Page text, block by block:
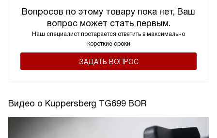
Вопросов по этому товару пока нет, Ваш
вопрос может стать первым.
Наш специалист постарается ответить в максимально
короткие сроки
ЗАДАТЬ ВОПРОС
Видео о Kuppersberg TG699 BOR